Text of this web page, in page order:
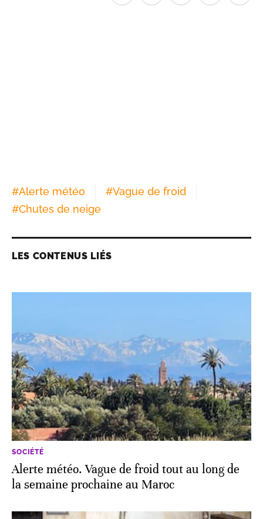
#Alerte météo #Vague de froid
#Chutes de neige
LES CONTENUS LIÉS
SOCIÉTÉ
Alerte météo. Vague de froid tout au long de
la semaine prochaine au Maroc